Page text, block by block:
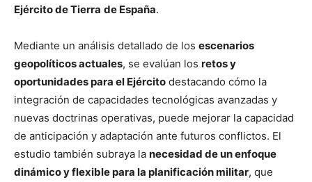
Ejército de Tierra de España.
Mediante un análisis detallado de los escenarios
geopolíticos actuales, se evalúan los retos y
oportunidades para el Ejército destacando cómo la
integración de capacidades tecnológicas avanzadas y
nuevas doctrinas operativas, puede mejorar la capacidad
de anticipación y adaptación ante futuros conflictos. El
estudio también subraya la necesidad de un enfoque
dinámico y flexible para la planificación militar, que